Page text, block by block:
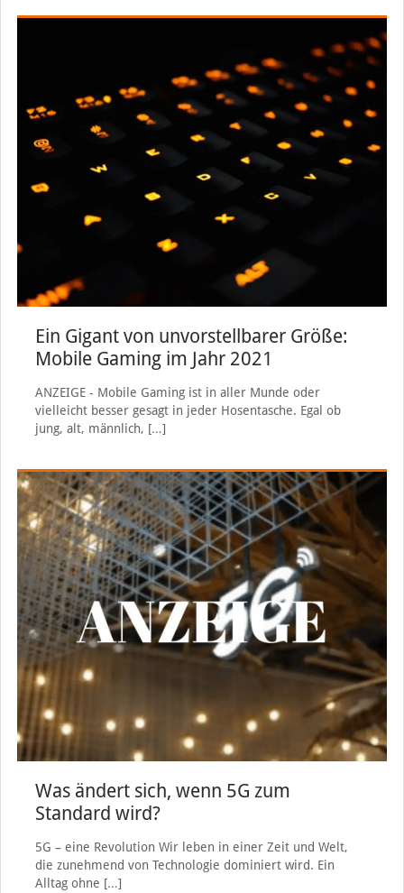
Ein Gigant von unvorstellbarer Größe:
Mobile Gaming im Jahr 2021
ANZEIGE - Mobile Gaming ist in aller Munde oder
vielleicht besser gesagt in jeder Hosentasche. Egal ob
jung, alt, männlich, […]
Was ändert sich, wenn 5G zum
Standard wird?
5G – eine Revolution Wir leben in einer Zeit und Welt,
die zunehmend von Technologie dominiert wird. Ein
Alltag ohne […]